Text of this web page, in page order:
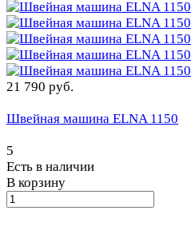
21 790 руб.
Швейная машина ELNA 1150
5
Есть в наличии
В корзину